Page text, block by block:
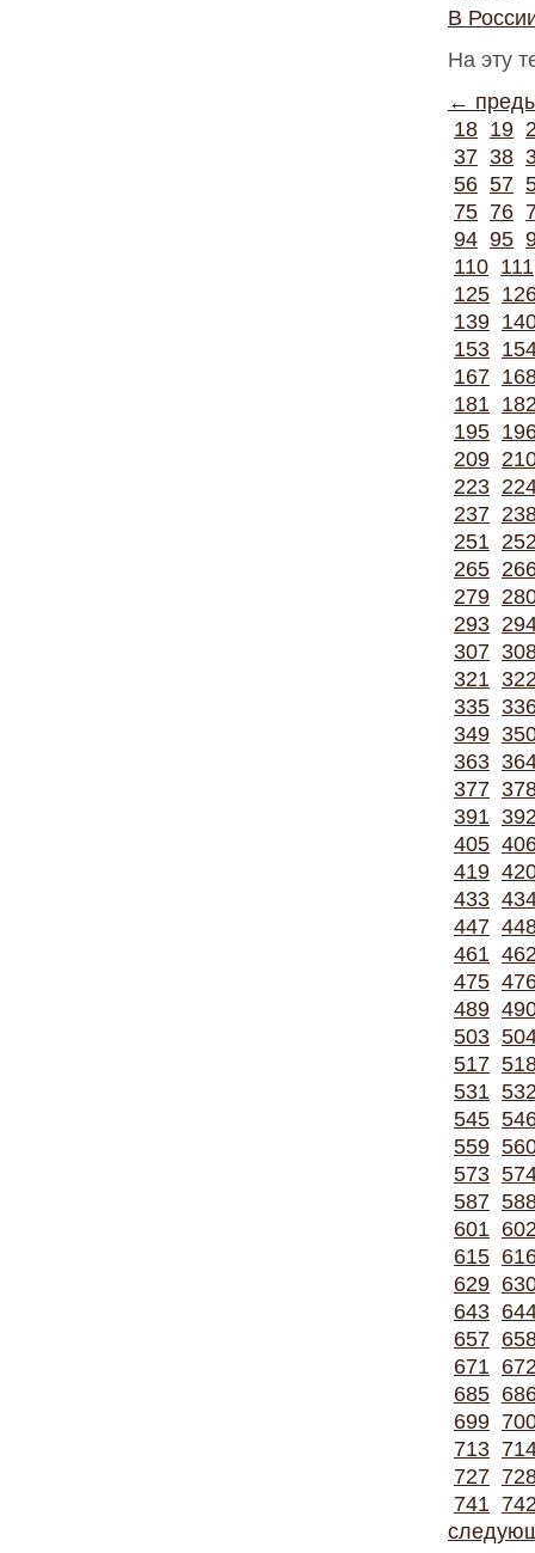
В
На эту
←
18 19
37 38
56 57
75 76
94 95
110 111
125
139
153
167
181
195
209
223
237
251
265
279
293
307
321
335
349
363
377
391
405
419
433
447
461
475
489
503
517
531
545
559
573
587
601
615
629
643
657
671
685
699
713
727
741